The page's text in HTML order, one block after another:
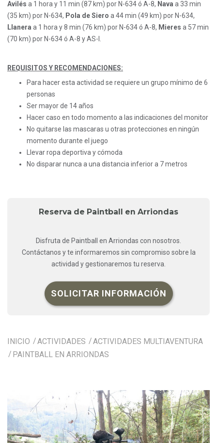
Avilés a 1 hora y 11 min (87 km) por N-634 ó A-8, Nava a 33 min
(35 km) por N-634, Pola de Siero a 44 min (49 km) por N-634,
Llanera a 1 hora y 8 min (76 km) por N-634 ó A-8, Mieres a 57 min
(70 km) por N-634 ó A-8 y AS-I.
REQUISITOS Y RECOMENDACIONES:
Para hacer esta actividad se requiere un grupo mínimo de 6
personas
Ser mayor de 14 años
Hacer caso en todo momento a las indicaciones del monitor
No quitarse las mascaras u otras protecciones en ningún
momento durante el juego
Llevar ropa deportiva y cómoda
No disparar nunca a una distancia inferior a 7 metros
Reserva de Paintball en Arriondas
Disfruta de Paintball en Arriondas con nosotros.
Contáctanos y te informaremos sin compromiso sobre la
actividad y gestionaremos tu reserva.
SOLICITAR INFORMACIÓN
INICIO ACTIVIDADES
ACTIVIDADES MULTIAVENTURA
PAINTBALL EN ARRIONDAS